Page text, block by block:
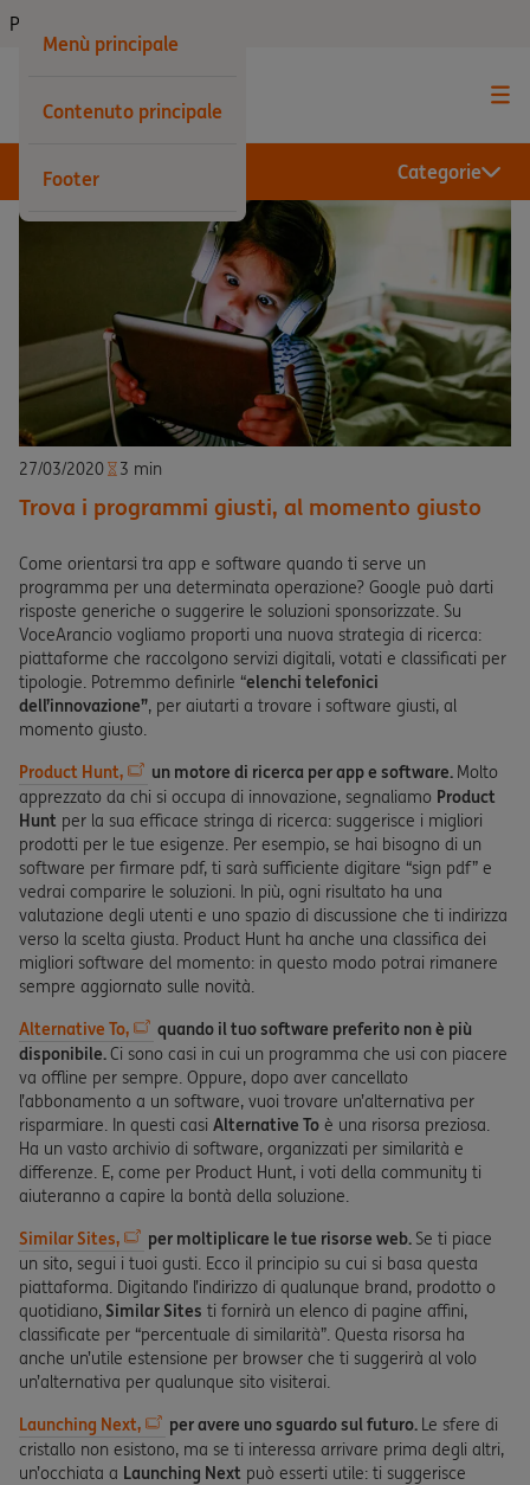
Menù principale
Contenuto principale
Footer
Privati
Categorie
27/03/2020 3 min
Trova i programmi giusti, al momento giusto
Come orientarsi tra app e software quando ti serve un
programma per una determinata operazione? Google può darti
risposte generiche o suggerire le soluzioni sponsorizzate. Su
VoceArancio vogliamo proporti una nuova strategia di ricerca:
piattaforme che raccolgono servizi digitali, votati e classificati per
tipologie. Potremmo definirle “elenchi telefonici
dell’innovazione”, per aiutarti a trovare i software giusti, al
momento giusto.
Product Hunt,
un motore di ricerca per app e software. Molto
apprezzato da chi si occupa di innovazione, segnaliamo Product
Hunt per la sua efficace stringa di ricerca: suggerisce i migliori
prodotti per le tue esigenze. Per esempio, se hai bisogno di un
software per firmare pdf, ti sarà sufficiente digitare “sign pdf” e
vedrai comparire le soluzioni. In più, ogni risultato ha una
valutazione degli utenti e uno spazio di discussione che ti indirizza
verso la scelta giusta. Product Hunt ha anche una classifica dei
migliori software del momento: in questo modo potrai rimanere
sempre aggiornato sulle novità.
Alternative To,
quando il tuo software preferito non è più
disponibile.Ci sono casi in cui un programma che usi con piacere
va offline per sempre. Oppure, dopo aver cancellato
l’abbonamento a un software, vuoi trovare un’alternativa per
risparmiare. In questi casi Alternative To è una risorsa preziosa.
Ha un vasto archivio di software, organizzati per similarità e
differenze. E, come per Product Hunt, i voti della community ti
aiuteranno a capire la bontà della soluzione.
Similar Sites,
per moltiplicare le tue risorse web. Se ti piace
un sito, segui i tuoi gusti. Ecco il principio su cui si basa questa
piattaforma. Digitando l’indirizzo di qualunque brand, prodotto o
quotidiano,Similar Sites ti fornirà un elenco di pagine affini,
classificate per “percentuale di similarità”. Questa risorsa ha
anche un’utile estensione per browser che ti suggerirà al volo
un’alternativa per qualunque sito visiterai.
Launching Next,
per avere uno sguardo sul futuro. Le sfere di
cristallo non esistono, ma se ti interessa arrivare prima degli altri,
un’occhiata a Launching Next può esserti utile: ti suggerisce